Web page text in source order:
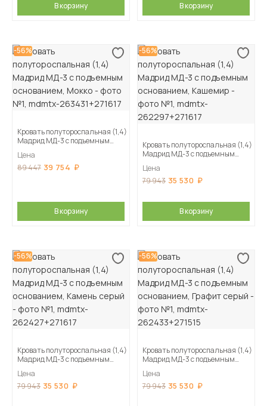
В корзину В корзину
-56%
Кровать полутороспальная (1,4)
Мадрид МД-3 с подъемным
Цена
89 447 39 754
В корзину
-56%
Кровать полутороспальная (1,4)
Мадрид МД-3 с подъемным
Цена
79 943 35 530
В корзину
-56%
Кровать полутороспальная (1,4)
Мадрид МД-3 с подъемным
Цена
79 943 35 530
-56%
Кровать полутороспальная (1,4)
Мадрид МД-3 с подъемным
Цена
79 943 35 530